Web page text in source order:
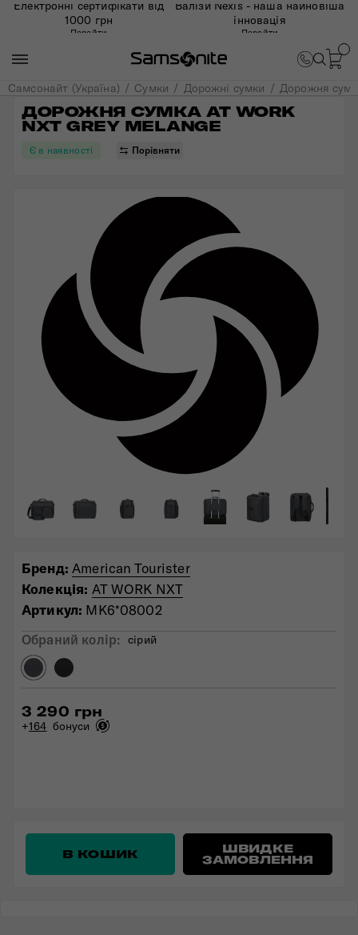
Електронні сертифікати від
1000 грн
Перейти
Валізи Nexis - наша найновіша
інновація
Перейти
Самсонайт (Україна) Сумки Дорожні сумки Дорожня
Бренд: American Tourister
Колекція: AT WORK NXT
Артикул: MK6*08002
Обраний колiр: сірий
3 290 грн
+164 бонуси
В КОШИК ШВИДКЕ
ЗАМОВЛЕННЯ
Є в наявності Порівняти
ДОРОЖНЯ СУМКА AT WORK
NXT GREY MELANGE